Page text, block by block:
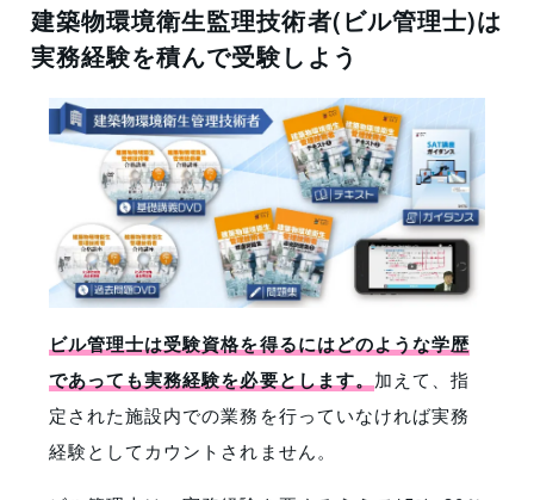
建築物環境衛生監理技術者(ビル管理士)は
実務経験を積んで受験しよう
ビル管理士は受験資格を得るにはどのような学歴
であっても実務経験を必要とします。加えて、指
定された施設内での業務を行っていなければ実務
経験としてカウントされません。